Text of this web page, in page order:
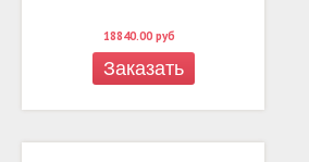
18840.00 руб
Заказать